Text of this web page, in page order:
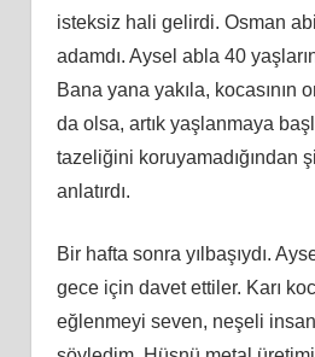
isteksiz hali gelirdi. Osman abi
adamdı. Aysel abla 40
Bana yana yakıla, kocasının
da olsa, artık yaşlanmaya
tazeliğini koruyamadığından
anlatırdı.
Bir hafta sonra yılbaşıydı.
gece için davet ettiler. Karı
eğlenmeyi seven, neşeli